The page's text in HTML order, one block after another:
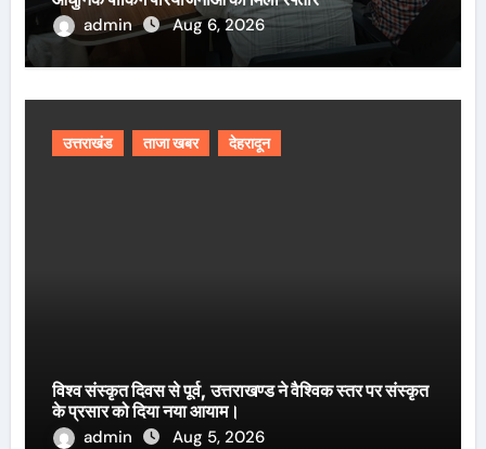
admin
Aug 6, 2026
उत्तराखंड ताजा खबर देहरादून
विश्व संस्कृत दिवस से पूर्व, उत्तराखण्ड ने वैश्विक स्तर पर संस्कृत
के प्रसार को दिया नया आयाम।
admin
Aug 5, 2026